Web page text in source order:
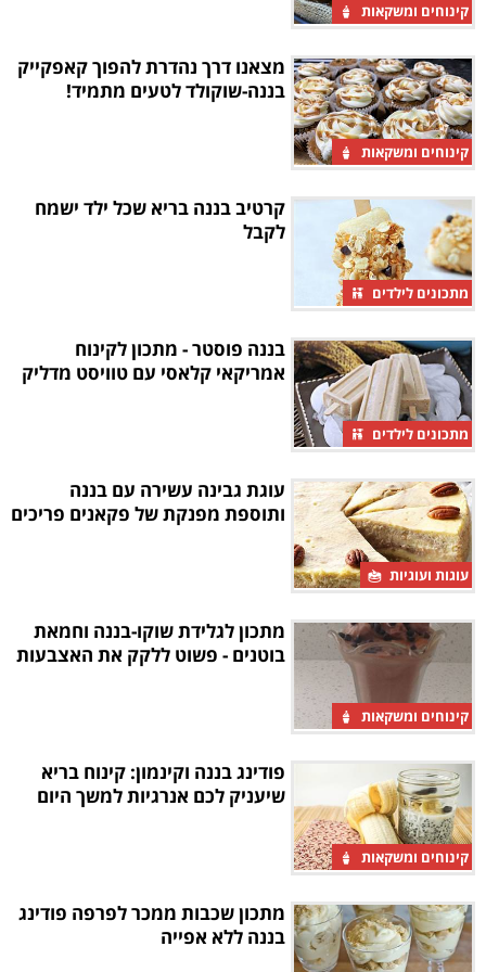
קינוחים ומשקאות
קינוחים ומשקאות
מצאנו דרך נהדרת להפוך קאפקייק
בננה-שוקולד לטעים מתמיד!
מתכונים לילדים
קרטיב בננה בריא שכל ילד ישמח
לקבל
מתכונים לילדים
בננה פוסטר - מתכון לקינוח
אמריקאי קלאסי עם טוויסט מדליק
עוגות ועוגיות
עוגת גבינה עשירה עם בננה
ותוספת מפנקת של פקאנים פריכים
קינוחים ומשקאות
מתכון לגלידת שוקו-בננה וחמאת
בוטנים - פשוט ללקק את האצבעות
קינוחים ומשקאות
פודינג בננה וקינמון: קינוח בריא
שיעניק לכם אנרגיות למשך היום
מתכון שכבות ממכר לפרפה פודינג
בננה ללא אפייה